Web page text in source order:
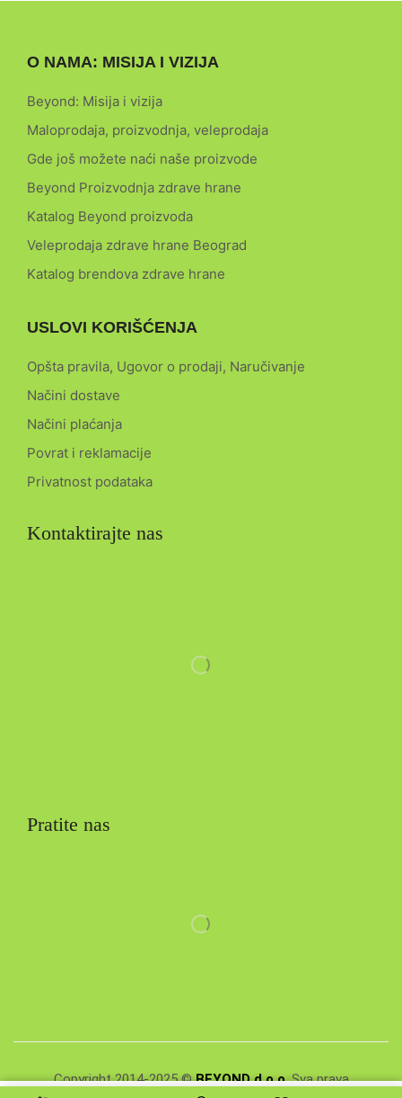
O NAMA: MISIJA I VIZIJA
Beyond: Misija i vizija
Maloprodaja, proizvodnja, veleprodaja
Gde još možete naći naše proizvode
Beyond Proizvodnja zdrave hrane
Katalog Beyond proizvoda
Veleprodaja zdrave hrane Beograd
Katalog brendova zdrave hrane
USLOVI KORIŠĆENJA
Opšta pravila, Ugovor o prodaji, Naručivanje
Načini dostave
Načini plaćanja
Povrat i reklamacije
Privatnost podataka
Kontaktirajte nas
Pratite nas
Copyright 2014-2025 ©BEYOND d.o.o. Sva prava